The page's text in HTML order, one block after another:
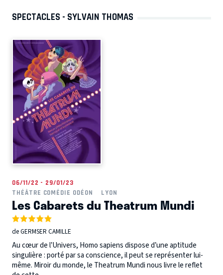
SPECTACLES - SYLVAIN THOMAS
06/11/22 - 29/01/23
THÉÂTRE COMÉDIE ODÉON
LYON
Les Cabarets du Theatrum Mundi
de GERMSER CAMILLE
Au cœur de l’Univers, Homo sapiens dispose d’une aptitude
singulière : porté par sa conscience, il peut se représenter lui-
même. Miroir du monde, le Theatrum Mundi nous livre le reflet